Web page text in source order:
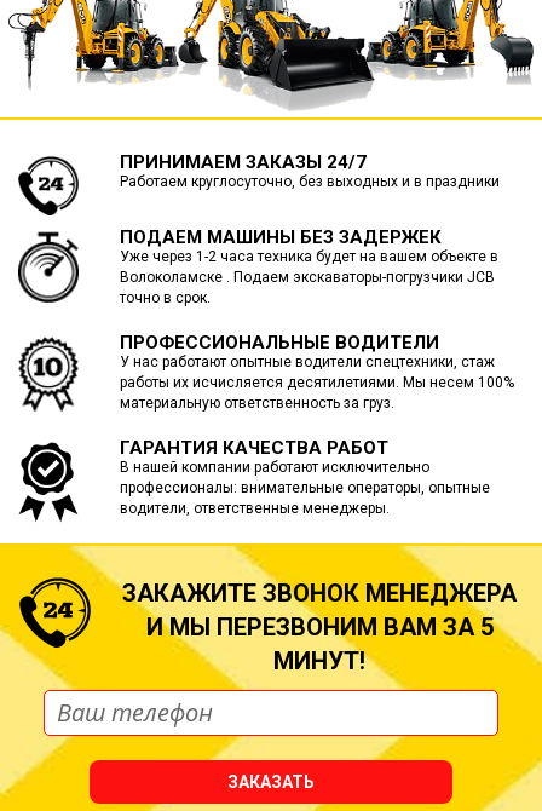
ПРИНИМАЕМ ЗАКАЗЫ 24/7
Работаем круглосуточно, без выходных и в праздники
ПОДАЕМ МАШИНЫ БЕЗ ЗАДЕРЖЕК
Уже через 1-2 часа техника будет на вашем объекте в
Волоколамске . Подаем экскаваторы-погрузчики JCB
точно в срок.
ПРОФЕССИОНАЛЬНЫЕ ВОДИТЕЛИ
У нас работают опытные водители спецтехники, стаж
работы их исчисляется десятилетиями. Мы несем 100%
материальную ответственность за груз.
ГАРАНТИЯ КАЧЕСТВА РАБОТ
В нашей компании работают исключительно
профессионалы: внимательные операторы, опытные
водители, ответственные менеджеры.
ЗАКАЖИТЕ ЗВОНОК МЕНЕДЖЕРА
И МЫ ПЕРЕЗВОНИМ ВАМ ЗА 5
МИНУТ!
ЗАКАЗАТЬ